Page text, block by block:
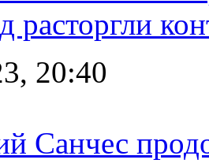
расторгли
20:40
Санчес